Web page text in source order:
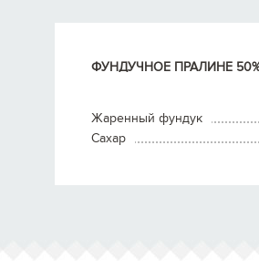
ФУНДУЧНОЕ ПРАЛИНЕ
Жаренный фундук
Сахар